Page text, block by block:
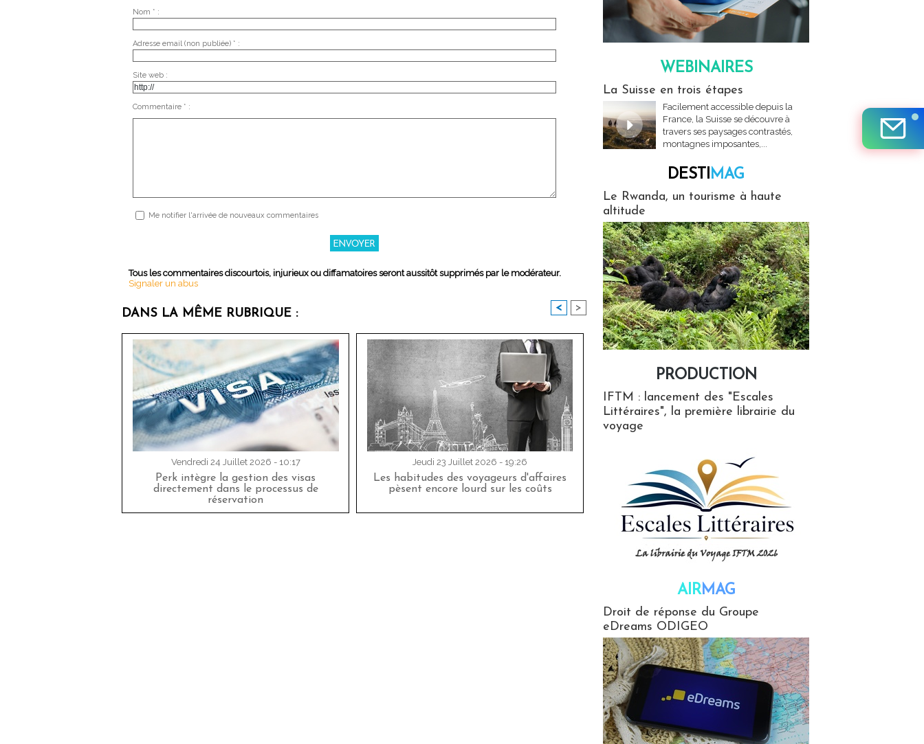
Nom * :
Adresse email (non publiée) * :
Site web :
Commentaire * :
Me notifier l'arrivée de nouveaux commentaires
Tous les commentaires discourtois, injurieux ou diffamatoires seront aussitôt supprimés par le modérateur.
Signaler un abus
DANS LA MÊME RUBRIQUE : < >
Vendredi 24 Juillet 2026 - 10:17
Perk intègre la gestion des visas
directement dans le processus de
réservation
Jeudi 23 Juillet 2026 - 19:26
Les habitudes des voyageurs d'affaires
pèsent encore lourd sur les coûts
WEBINAIRES
La Suisse en trois étapes
Facilement accessible depuis la
France, la Suisse se découvre à
travers ses paysages contrastés,
montagnes imposantes,...
DESTIMAG
Le Rwanda, un tourisme à haute
altitude
PRODUCTION
IFTM : lancement des "Escales
Littéraires", la première librairie du
voyage
AIRMAG
Droit de réponse du Groupe
eDreams ODIGEO